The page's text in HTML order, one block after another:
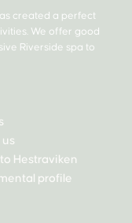
created a perfect
We offer good
Riverside spa to
Hestraviken
profile